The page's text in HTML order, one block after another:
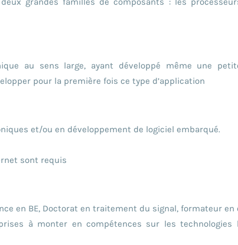
au sens large, ayant développé même une
pour la première fois ce type d’application
et/ou en développement de logiciel embarqué.
sont requis
en BE, Doctorat en traitement du signal, formateur en
à monter en compétences sur les